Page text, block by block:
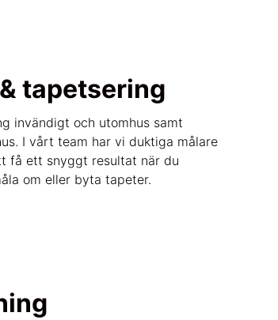
tapetsering
invändigt och utomhus samt
I vårt team har vi duktiga målare
få ett snyggt resultat när du
om eller byta tapeter.